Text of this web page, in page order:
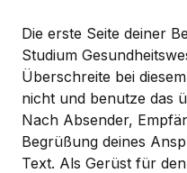
Die erste Seite deiner
Studium
Überschreite bei
nicht und benutze das
Nach Absender,
Begrüßung deines
Text. Als Gerüst für